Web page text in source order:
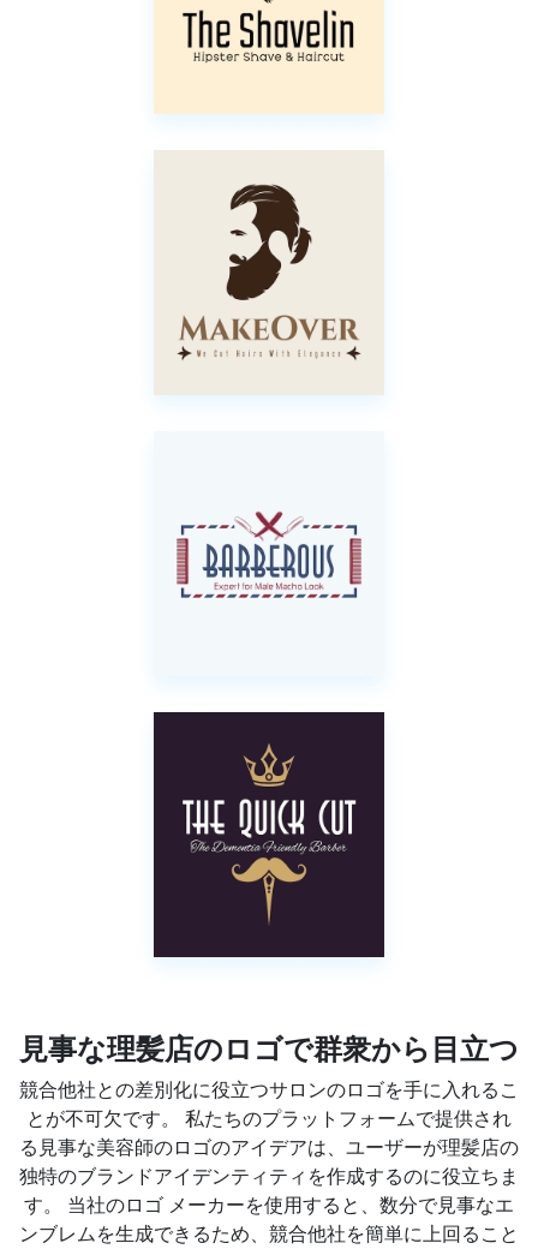
見事な理髪店のロゴで群衆から目立つ
競合他社との差別化に役立つサロンのロゴを手に入れるこ
とが不可欠です。 私たちのプラットフォームで提供され
る見事な美容師のロゴのアイデアは、ユーザーが理髪店の
独特のブランドアイデンティティを作成するのに役立ちま
す。 当社のロゴ メーカーを使用すると、数分で見事なエ
ンブレムを生成できるため、競合他社を簡単に上回ること